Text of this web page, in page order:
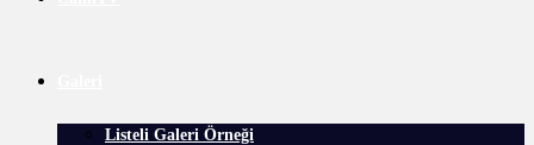
Listeli Galeri Örneği